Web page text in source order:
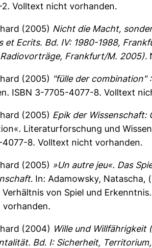
Volltext nicht vorhanden.
(2005) Nicht die Macht,
et Ecrits. Bd. IV: 1980-1988,
Frankfurt/M. 2005).
(2005) "fülle der combination"
ISBN 3-7705-4077-8. Volltext
(2005) Epik der Wissenschaft:
Literaturforschung und
4077-8. Volltext nicht vorhanden.
(2005) »Un autre jeu«. Das
In: Adamowsky, Natascha,
von Spiel und
(2004) Wille und Willfährigkeit
Bd. I: Sicherheit,